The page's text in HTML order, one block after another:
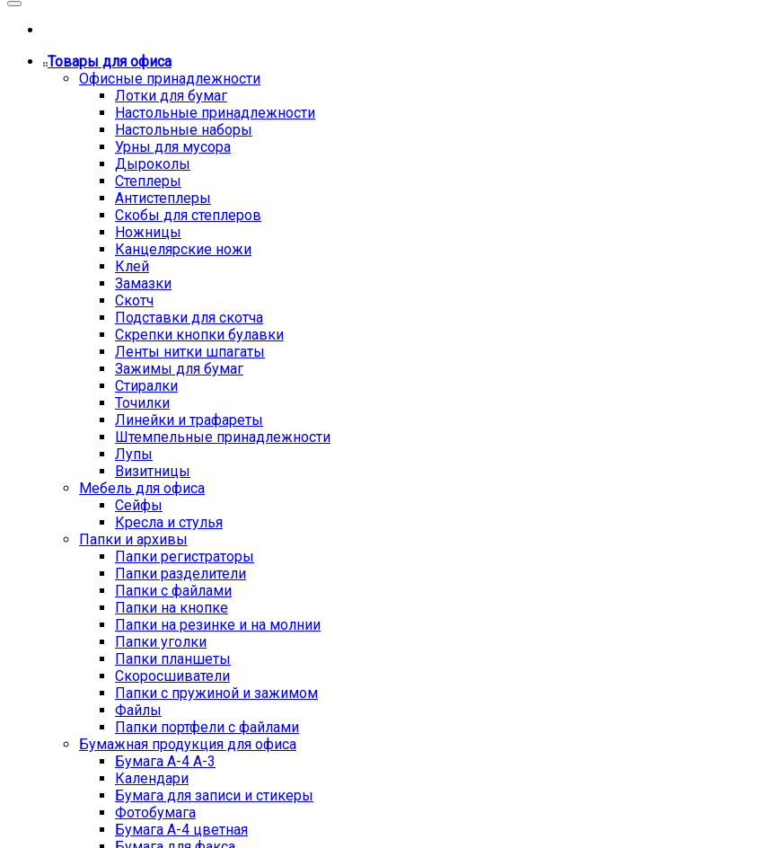
Товары для офиса
Офисные принадлежности
Лотки для бумаг
Настольные принадлежности
Настольные наборы
Урны для мусора
Дыроколы
Степлеры
Антистеплеры
Скобы для степлеров
Ножницы
Канцелярские ножи
Клей
Замазки
Скотч
Подставки для скотча
Скрепки кнопки булавки
Ленты нитки шпагаты
Зажимы для бумаг
Стиралки
Точилки
Линейки и трафареты
Штемпельные принадлежности
Лупы
Визитницы
Мебель для офиса
Сейфы
Кресла и стулья
Папки и архивы
Папки регистраторы
Папки разделители
Папки с файлами
Папки на кнопке
Папки на резинке и на молнии
Папки уголки
Папки планшеты
Скоросшиватели
Папки с пружиной и зажимом
Файлы
Папки портфели с файлами
Бумажная продукция для офиса
Бумага А-4 А-3
Календари
Бумага для записи и стикеры
Фотобумага
Бумага А-4 цветная